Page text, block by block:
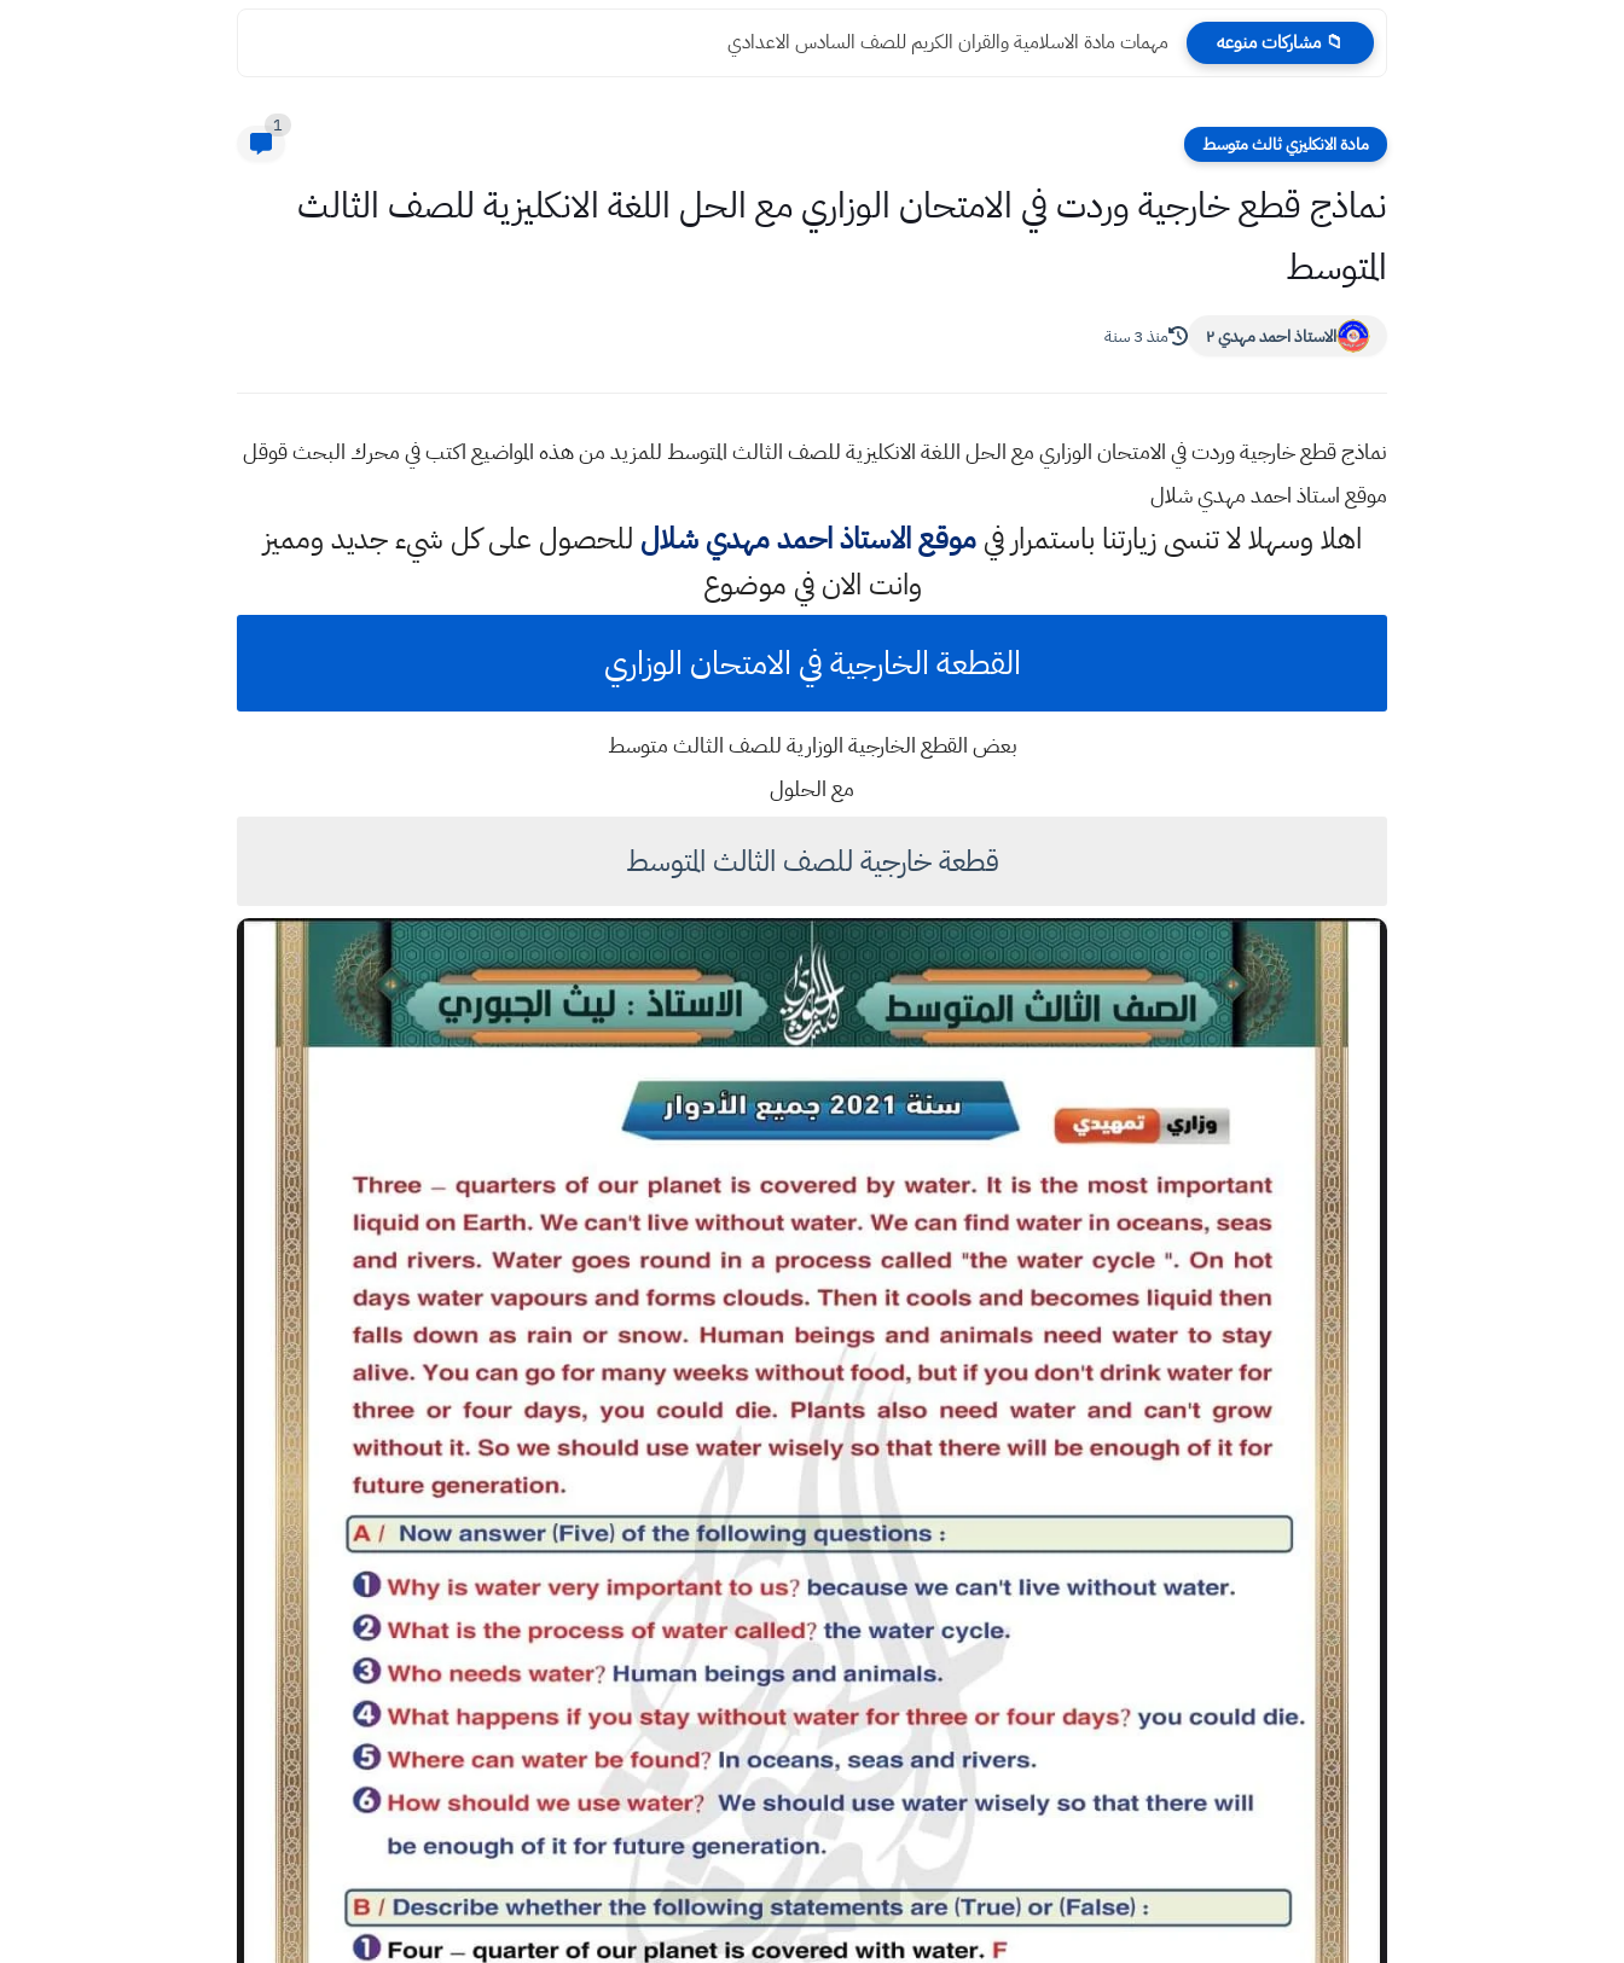
📁 مشاركات منوعه مهمات مادة الاسلامية والقران الكريم للصف السادس الاعدادي
مادة الانكليزي ثالث متوسط
1
نماذج قطع خارجية وردت في الامتحان الوزاري مع الحل اللغة الانكليزية للصف الثالث
المتوسط
الاستاذ احمد مهدي ٢ منذ 3 سنة
نماذج قطع خارجية وردت في الامتحان الوزاري مع الحل اللغة الانكليزية للصف الثالث المتوسط للمزيد من هذه المواضيع اكتب في محرك البحث قوقل
موقع استاذ احمد مهدي شلال
اهلا وسهلالا تنسى زيارتنا باستمرار فيموقع الاستاذ احمد مهدي شلال للحصول على كل شيء جديد ومميز
وانت الان في موضوع
القطعة الخارجية في الامتحان الوزاري
بعض القطع الخارجية الوزارية للصف الثالث متوسط
مع الحلول
قطعة خارجية للصف الثالث المتوسط